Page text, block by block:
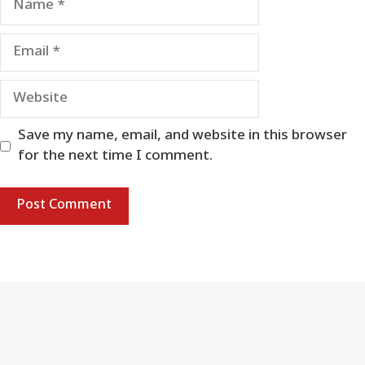
Email
Website
Save my name, email, and website in this browser
for the next time I comment.